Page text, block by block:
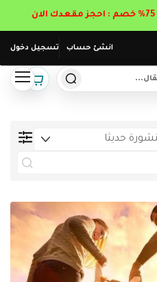
انشئ حساب تسجيل دخول